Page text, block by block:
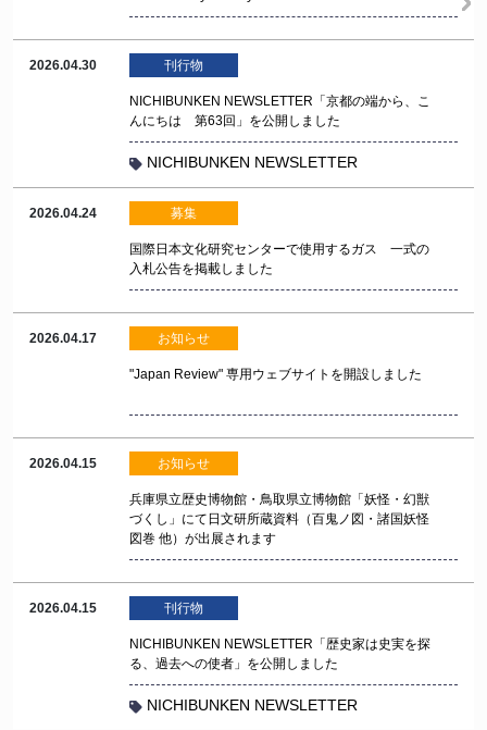
2026.04.30 刊行物
NICHIBUNKEN NEWSLETTER「京都の端から、こ
んにちは 第63回」を公開しました
NICHIBUNKEN NEWSLETTER
2026.04.24 募集
国際日本文化研究センターで使用するガス 一式の
入札公告を掲載しました
2026.04.17 お知らせ
"Japan Review" 専用ウェブサイトを開設しました
2026.04.15 お知らせ
兵庫県立歴史博物館・鳥取県立博物館「妖怪・幻獣
づくし」にて日文研所蔵資料（百鬼ノ図・諸国妖怪
図巻 他）が出展されます
2026.04.15 刊行物
NICHIBUNKEN NEWSLETTER「歴史家は史実を探
る、過去への使者」を公開しました
NICHIBUNKEN NEWSLETTER